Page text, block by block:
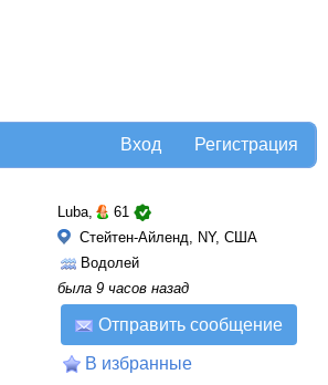
Регистрация
Вход
Luba,
61
Стейтен-Айленд, NY, США
Водолей
была 9 часов назад
Отправить сообщение
В избранные